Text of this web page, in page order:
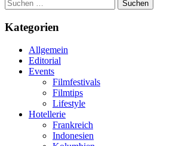
nach:
Kategorien
Allgemein
Editorial
Events
Filmfestivals
Filmtips
Lifestyle
Hotellerie
Frankreich
Indonesien